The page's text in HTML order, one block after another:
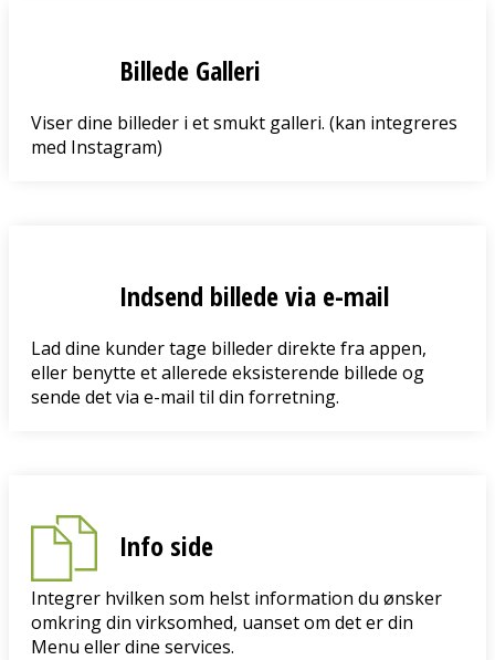
Billede Galleri
Viser dine billeder i et smukt galleri. (kan integreres
med Instagram)
Indsend billede via e-mail
Lad dine kunder tage billeder direkte fra appen,
eller benytte et allerede eksisterende billede og
sende det via e-mail til din forretning.
Info side
Integrer hvilken som helst information du ønsker
omkring din virksomhed, uanset om det er din
Menu eller dine services.